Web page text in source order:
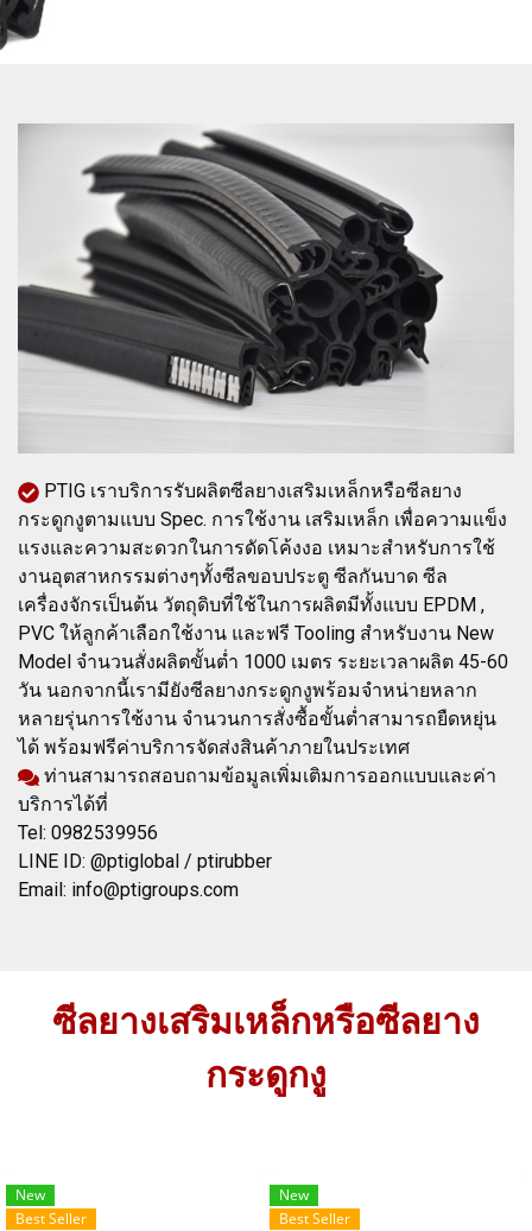
PTIG เราบริการรับผลิตซีลยางเสริมเหล็กหรือซีลยาง
กระดูกงูตามแบบ Spec. การใช้งาน เสริมเหล็ก เพื่อความแข็ง
แรงและความสะดวกในการดัดโค้งงอ เหมาะสำหรับการใช้
งานอุตสาหกรรมต่างๆทั้งซีลขอบประตู ซีลกันบาด ซีล
เครื่องจักรเป็นต้น วัตถุดิบที่ใช้ในการผลิตมีทั้งแบบ EPDM ,
PVC ให้ลูกค้าเลือกใช้งาน และฟรี Tooling สำหรับงาน New
Model จำนวนสั่งผลิตขั้นต่ำ 1000 เมตร ระยะเวลาผลิต 45-60
วัน นอกจากนี้เรามียังซีลยางกระดูกงูพร้อมจำหน่ายหลาก
หลายรุ่นการใช้งาน จำนวนการสั่งซื้อขั้นต่ำสามารถยืดหยุ่น
ได้ พร้อมฟรีค่าบริการจัดส่งสินค้าภายในประเทศ
ท่านสามารถสอบถามข้อมูลเพิ่มเติมการออกแบบและค่า
บริการได้ที่
Tel: 0982539956
LINE ID: @ptiglobal / ptirubber
Email: info@ptigroups.com
ซีลยางเสริมเหล็กหรือซีลยาง
กระดูกงู
New
Best Seller
New
Best Seller